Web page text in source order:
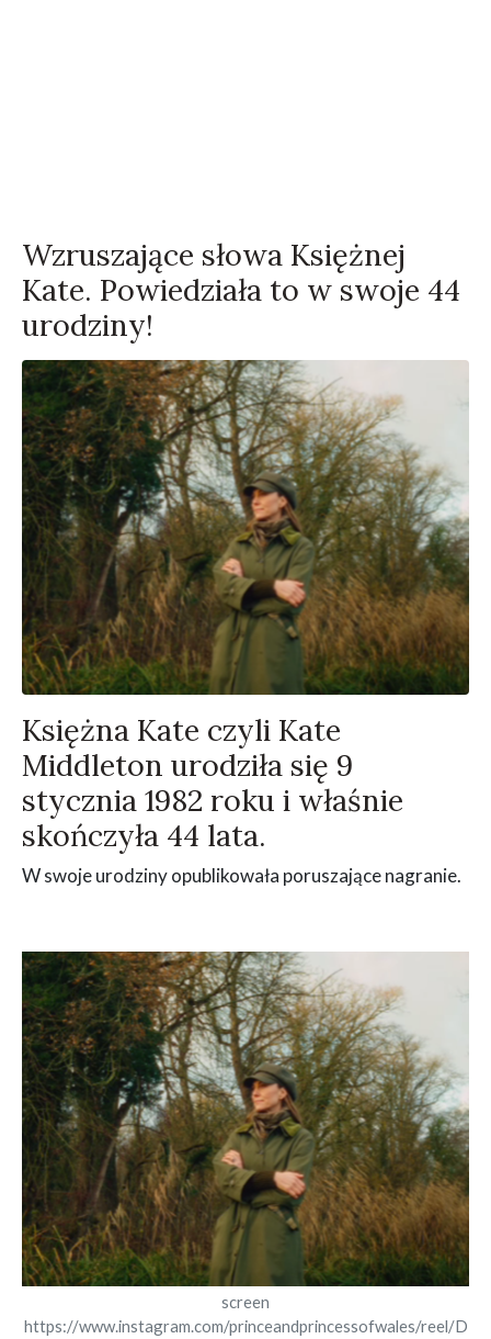
Wzruszające słowa Księżnej
Kate. Powiedziała to w swoje 44
urodziny!
Księżna Kate czyli Kate
Middleton urodziła się 9
stycznia 1982 roku i właśnie
skończyła 44 lata.
W swoje urodziny opublikowała poruszające nagranie.
screen
https://www.instagram.com/princeandprincessofwales/reel/D